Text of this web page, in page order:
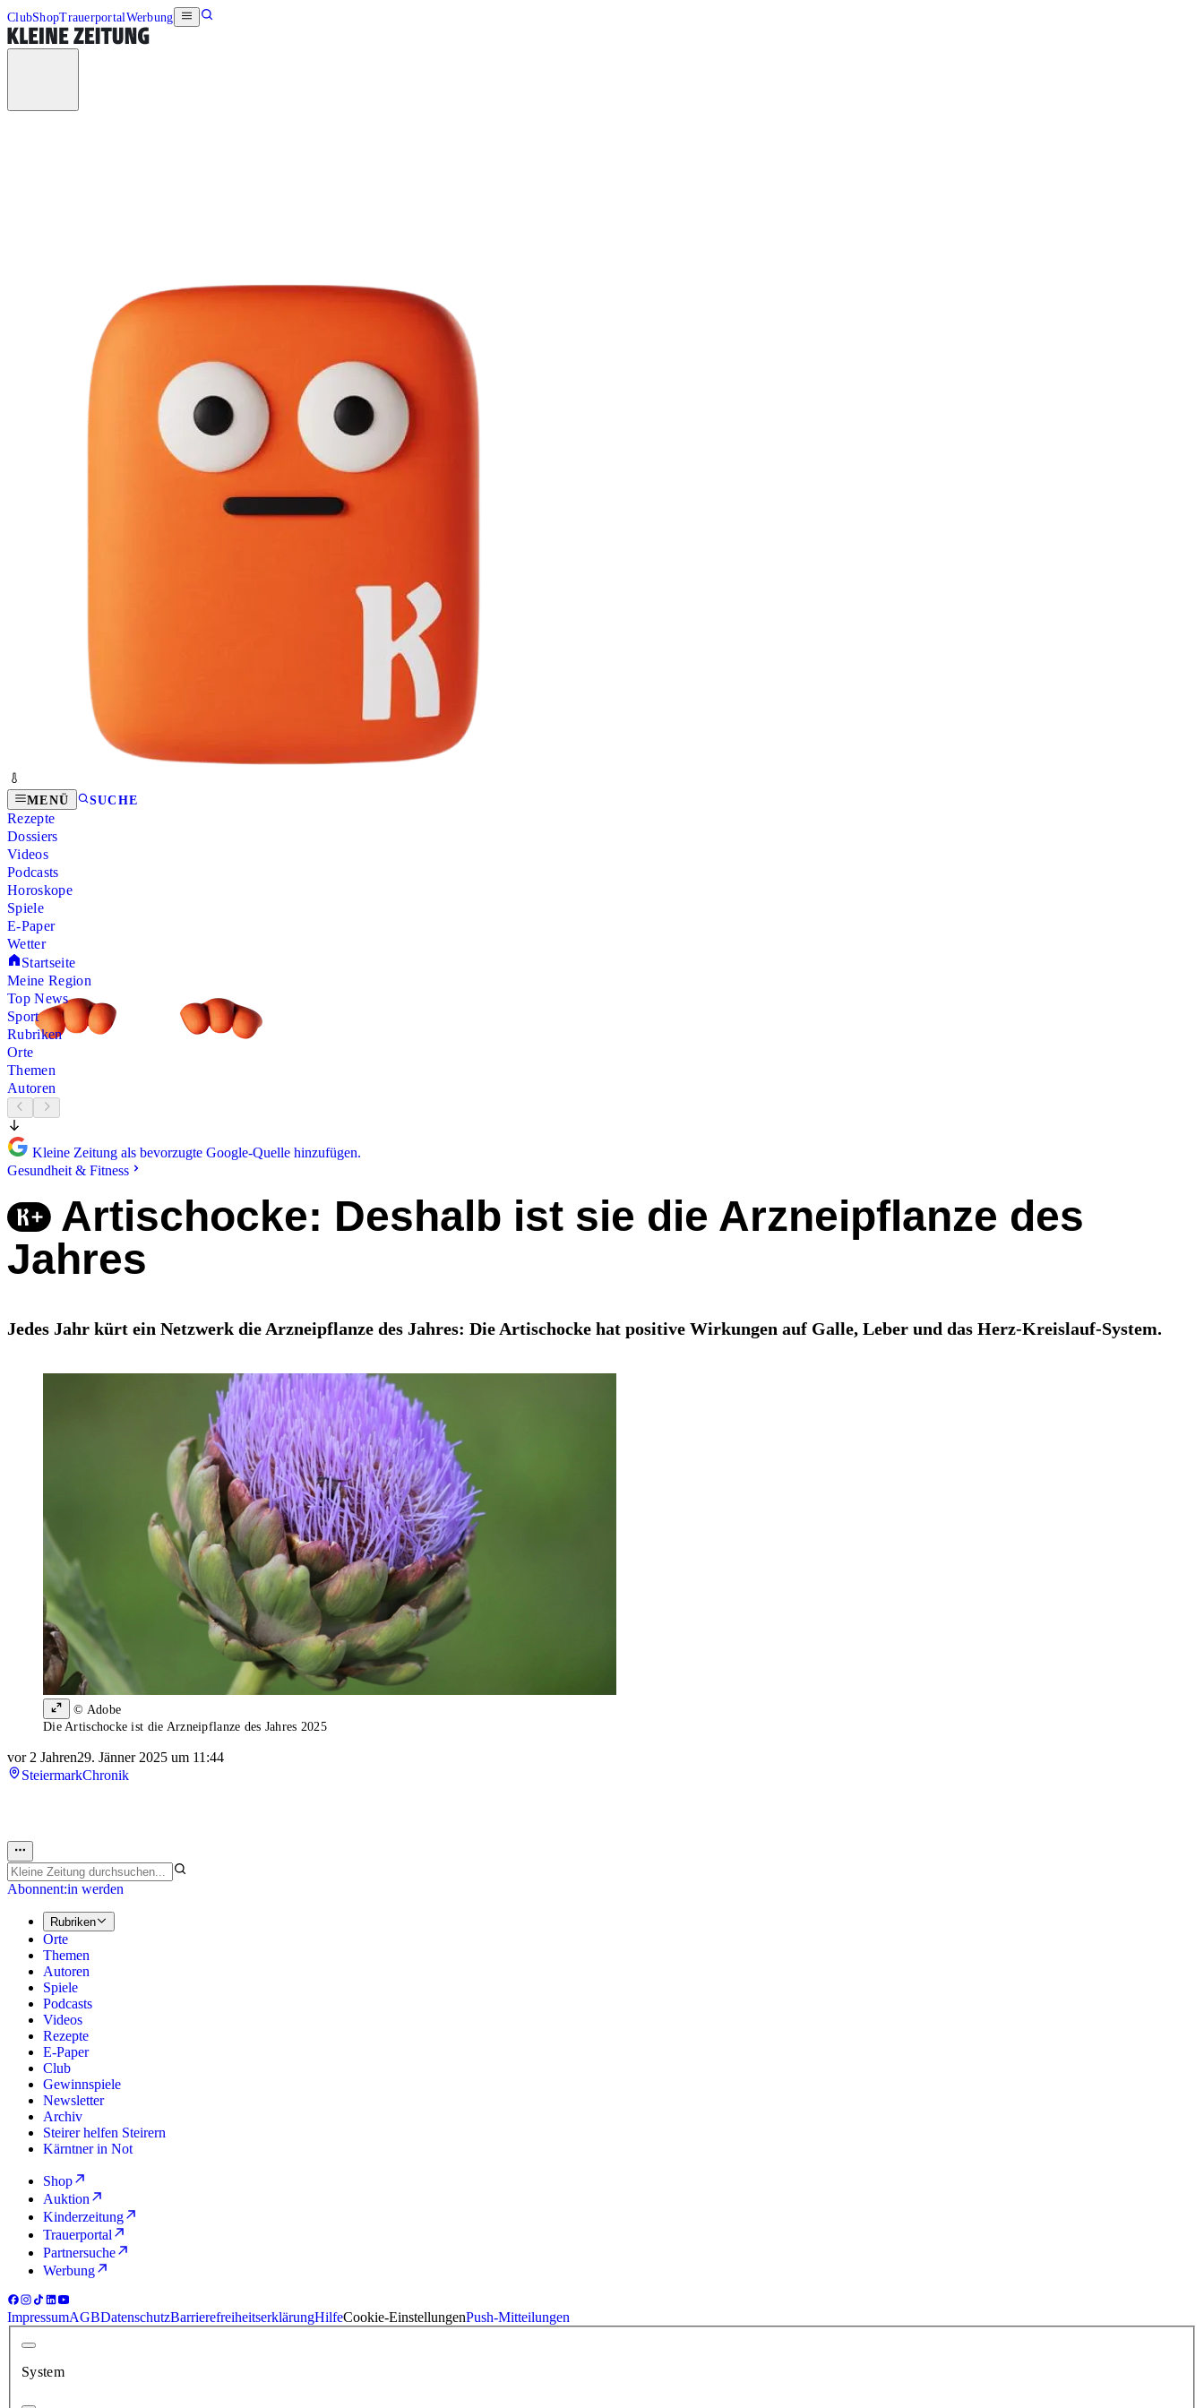
ClubShopTrauerportalWerbung
MENÜ SUCHE
Rezepte
Dossiers
Videos
Podcasts
Horoskope
Spiele
E-Paper
Wetter
Startseite
Meine Region
Top News
Sport
Rubriken
Orte
Themen
Autoren
Kleine Zeitung als bevorzugte Google-Quelle hinzufügen.
Gesundheit & Fitness
Artischocke: Deshalb ist sie die Arzneipflanze des
Jahres
Jedes Jahr kürt ein Netzwerk die Arzneipflanze des Jahres: Die Artischocke hat positive Wirkungen auf Galle, Leber und das Herz-Kreislauf-System.
© Adobe
Die Artischocke ist die Arzneipflanze des Jahres 2025
vor 2 Jahren29. Jänner 2025 um 11:44
SteiermarkChronik
Abonnent:in werden
Rubriken
Orte
Themen
Autoren
Spiele
Podcasts
Videos
Rezepte
E-Paper
Club
Gewinnspiele
Newsletter
Archiv
Steirer helfen Steirern
Kärntner in Not
Shop
Auktion
Kinderzeitung
Trauerportal
Partnersuche
Werbung
ImpressumAGBDatenschutzBarrierefreiheitserklärungHilfeCookie-EinstellungenPush-Mitteilungen
System